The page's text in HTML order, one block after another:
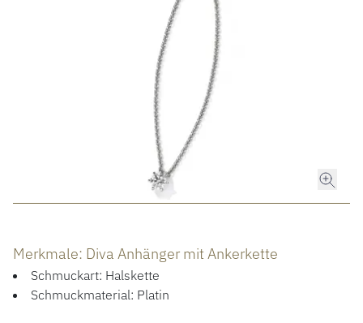
ROLEX CERTIFIED PRE-OWNED
Merkmale: Diva Anhänger mit Ankerkette
Schmuckart: Halskette
Schmuckmaterial: Platin